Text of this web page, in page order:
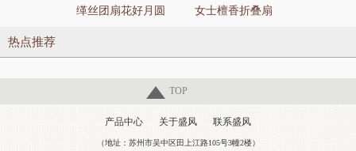
缂丝团扇花好月圆 女士檀香折叠扇
热点推荐
TOP
产品中心 关于盛风 联系盛风
（地址：苏州市吴中区田上江路105号3幢2楼）